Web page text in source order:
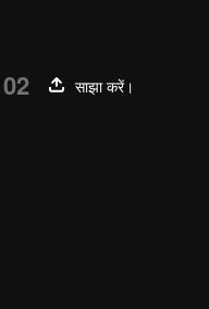
साझा करें।